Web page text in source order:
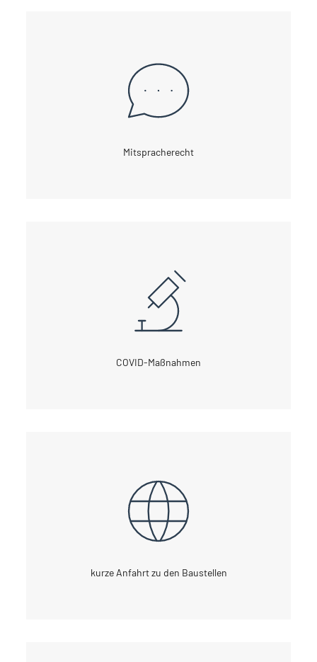
Mitspracherecht
COVID-Maßnahmen
kurze Anfahrt zu den Baustellen